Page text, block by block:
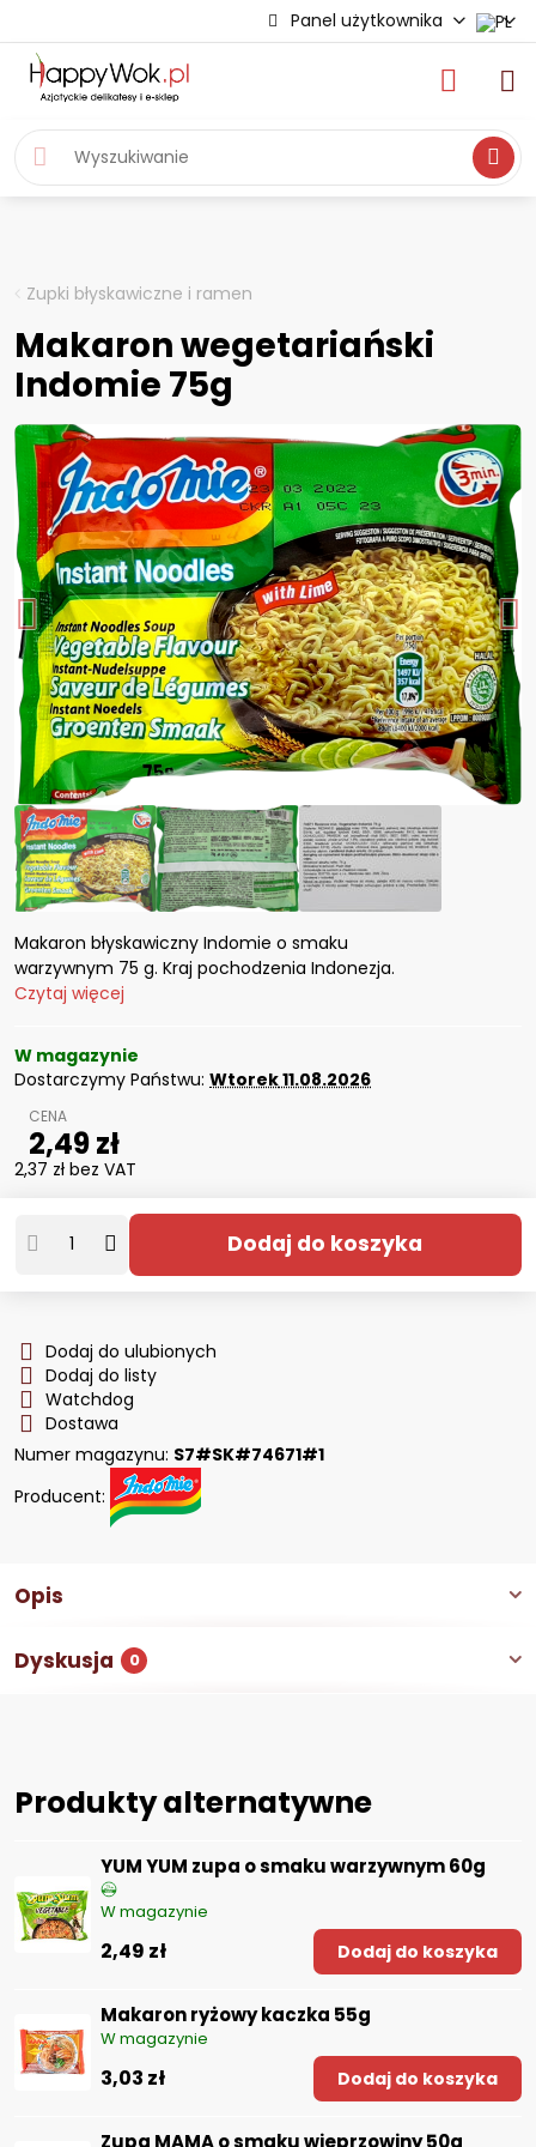
Panel użytkownika
Zupki błyskawiczne i ramen
Makaron wegetariański
Indomie 75g
Makaron błyskawiczny Indomie o smaku
warzywnym 75 g. Kraj pochodzenia Indonezja.
Czytaj więcej
W magazynie
Dostarczymy Państwu: Wtorek11.08.2026
2,49 zł
2,37 zł bez VAT
Dodaj do koszyka
Dodaj do ulubionych
Dodaj do listy
Watchdog
Dostawa
Numer magazynu: S7#SK#74671#1
Producent:
Opis
Dyskusja 0
Produkty alternatywne
YUM YUM zupa o smaku warzywnym 60g
W magazynie
2,49 zł Dodaj do koszyka
Makaron ryżowy kaczka 55g
W magazynie
3,03 zł Dodaj do koszyka
Zupa MAMA o smaku wieprzowiny 50g